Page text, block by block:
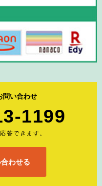
問い合わせ
1199
答できます。
わせる